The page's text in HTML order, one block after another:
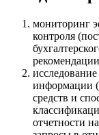
мониторинг
контроля
информации
средств и
отчетности